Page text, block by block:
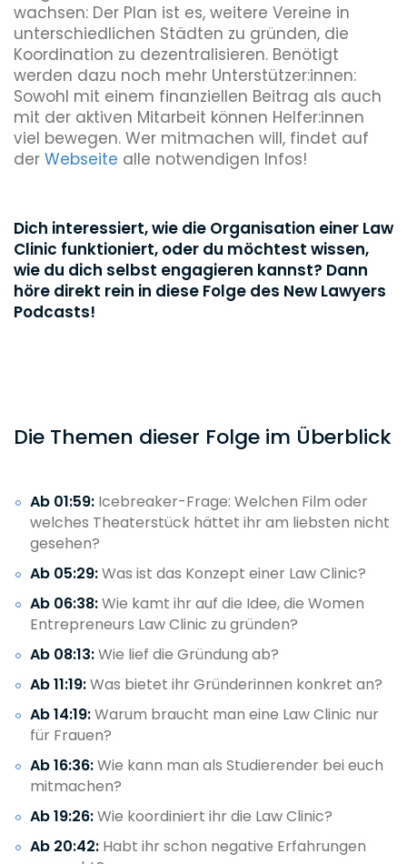
wachsen: Der Plan ist es, weitere Vereine in
unterschiedlichen Städten zu gründen, die
Koordination zu dezentralisieren. Benötigt
werden dazu noch mehr Unterstützer:innen:
Sowohl mit einem finanziellen Beitrag als auch
mit der aktiven Mitarbeit können Helfer:innen
viel bewegen. Wer mitmachen will, findet auf
der Webseite alle notwendigen Infos!
Dich interessiert, wie die Organisation einer Law
Clinic funktioniert, oder du möchtest wissen,
wie du dich selbst engagieren kannst? Dann
höre direkt rein in diese Folge des New Lawyers
Podcasts!
Die Themen dieser Folge im Überblick
Ab 01:59: Icebreaker-Frage: Welchen Film oder
welches Theaterstück hättet ihr am liebsten nicht
gesehen?
Ab 05:29:Was ist das Konzept einer Law Clinic?
Ab 06:38:Wie kamt ihr auf die Idee, die Women
Entrepreneurs Law Clinic zu gründen?
Ab 08:13:Wie lief die Gründung ab?
Ab 11:19:Was bietet ihr Gründerinnen konkret an?
Ab 14:19:Warum braucht man eine Law Clinic nur
für Frauen?
Ab 16:36:Wie kann man als Studierender bei euch
mitmachen?
Ab 19:26:Wie koordiniert ihr die Law Clinic?
Ab 20:42: Habt ihr schon negative Erfahrungen